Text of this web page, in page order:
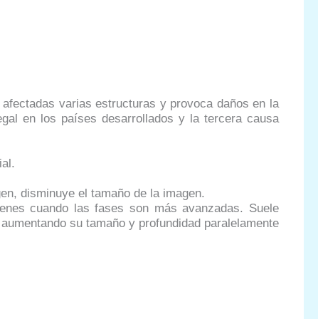
varias estructuras y provoca daños en la
en los países desarrollados y la tercera causa
disminuye el tamaño de la imagen.
cuando las fases son más avanzadas. Suele
su tamaño y profundidad paralelamente